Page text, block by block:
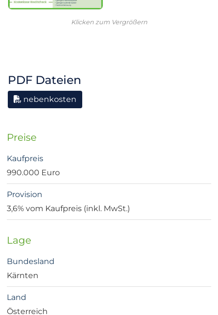
Klicken zum Vergrößern
PDF Dateien
nebenkosten
Preise
Kaufpreis
990.000 Euro
Provision
3,6% vom Kaufpreis (inkl. MwSt.)
Lage
Bundesland
Kärnten
Land
Österreich